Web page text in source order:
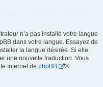
n’a pas installé votre langue
dans votre langue. Essayez de
la langue désirée. Si elle
une nouvelle traduction. Vous
Internet de phpBB ®.